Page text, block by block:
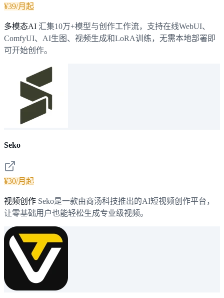
¥39/月起
多模态AI 汇集10万+模型与创作工作流，支持在线WebUI、
ComfyUI、AI生图、视频生成和LoRA训练，无需本地部署即
可开始创作。
Seko
¥30/月起
视频创作 Seko是一款由商汤科技推出的AI短视频创作平台，
让零基础用户也能轻松生成专业级视频。